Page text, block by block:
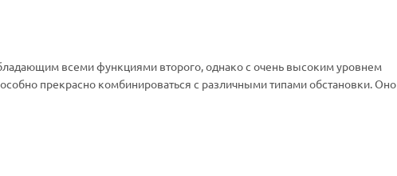
всеми функциями второго, однако с очень высоким уровнем
прекрасно комбинироваться с различными типами обстановки. Оно